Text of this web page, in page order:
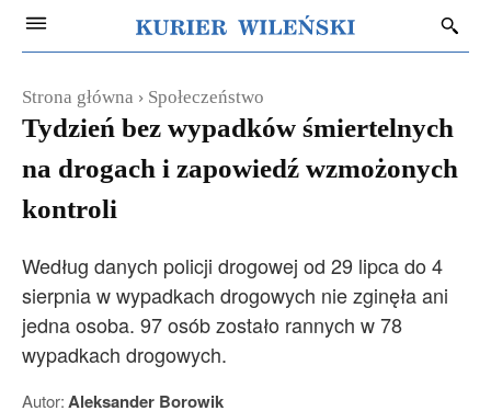
Strona główna Społeczeństwo
Tydzień bez wypadków śmiertelnych
na drogach i zapowiedź wzmożonych
kontroli
Według danych policji drogowej od 29 lipca do 4
sierpnia w wypadkach drogowych nie zginęła ani
jedna osoba. 97 osób zostało rannych w 78
wypadkach drogowych.
Autor:Aleksander Borowik